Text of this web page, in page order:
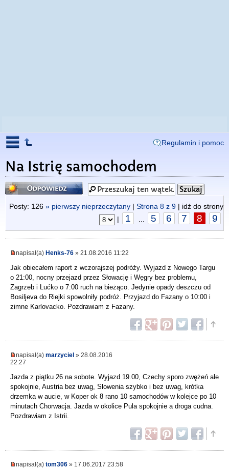
Regulamin i pomoc
Na Istrię samochodem
Odpowiedz
Posty: 126 » pierwszy nieprzeczytany | Strona 8 z 9 | idź do strony
|
1 5 6 7 8 9
napisał(a) Henks-76 » 21.08.2016 11:22
Jak obiecałem raport z wczorajszej podróży. Wyjazd z Nowego Targu
o 21:00, nocny przejazd przez Słowację i Węgry bez problemu,
Zagrzeb i Lućko o 7:00 ruch na bieżąco. Jedynie opady deszczu od
Bosiljeva do Riejki spowolniły podróż. Przyjazd do Fazany o 10:00 i
zimne Karlovacko. Pozdrawiam z Fazany.
napisał(a) marzyciel » 28.08.2016
22:27
Jazda z piątku 26 na sobote. Wyjazd 19.00, Czechy sporo zwężeń ale
spokojnie, Austria bez uwag, Słowenia szybko i bez uwag, krótka
drzemka w aucie, w Koper ok 8 rano 10 samochodów w kolejce po 10
minutach Chorwacja. Jazda w okolice Pula spokojnie a droga cudna.
Pozdrawiam z Istrii.
napisał(a) tom306 » 17.06.2017 23:58